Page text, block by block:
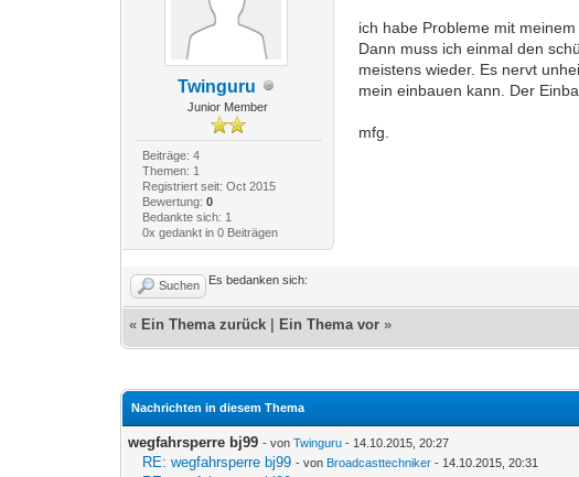
Twinguru
Junior Member
Beiträge: 4
Themen: 1
Registriert seit: Oct 2015
Bewertung: 0
Bedankte sich: 1
0x gedankt in 0 Beiträgen
ich habe Probleme mit
Dann muss ich einmal den
meistens wieder. Es nervt
mein einbauen kann. Der
mfg.
Suchen Es bedanken sich:
« Ein Thema zurück Ein Thema vor »
Nachrichten in diesem Thema
wegfahrsperre bj99 - vonTwinguru - 14.10.2015, 20:27
RE: wegfahrsperre bj99 - von Broadcasttechniker - 14.10.2015, 20:31